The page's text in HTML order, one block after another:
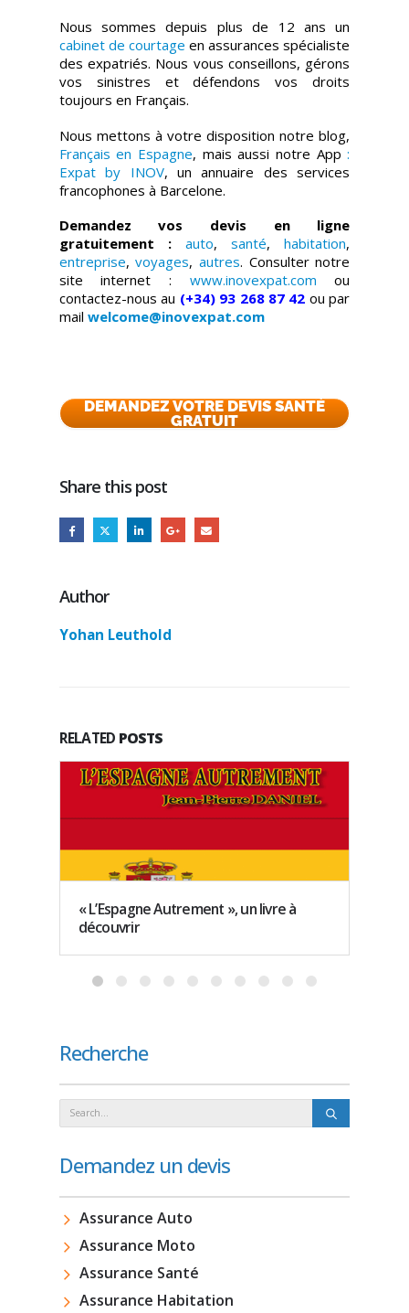
Nous sommes depuis plus de 12 ans un
cabinet de courtage en assurances spécialiste
des expatriés. Nous vous conseillons, gérons
vos sinistres et défendons vos droits
toujours en Français.
Nous mettons à votre disposition notre blog,
Français en Espagne, mais aussi notre App:
Expat by INOV, un annuaire des services
francophones à Barcelone.
Demandez vos devis en ligne
gratuitement :
auto,santé,habitation,
entreprise,voyages,autres. Consulter notre
site internet : www.inovexpat.com ou
contactez-nous au (+34) 93 268 87 42 ou par
mail welcome@inovexpat.com
DEMANDEZ VOTRE DEVIS SANTÉ
GRATUIT
Share this post
Author
Yohan Leuthold
RELATED POSTS
« L’Espagne Autrement », un livre à
découvrir
Recherche
Demandez un devis
Assurance Auto
Assurance Moto
Assurance Santé
Assurance Habitation